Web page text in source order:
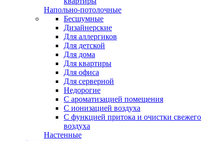
Напольно-потолочные
Бесшумные
Дизайнерские
Для аллергиков
Для детской
Для дома
Для квартиры
Для офиса
Для серверной
Недорогие
С ароматизацией помещения
С ионизацией воздуха
С функцией притока и очистки свежего
воздуха
Настенные